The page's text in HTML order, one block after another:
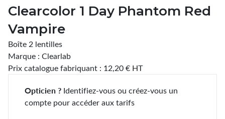
Clearcolor 1 Day Phantom Red
Vampire
Boîte 2 lentilles
Marque : Clearlab
Prix catalogue fabriquant : 12,20 € HT
Opticien ? Identifiez-vous ou créez-vous un
compte pour accéder aux tarifs